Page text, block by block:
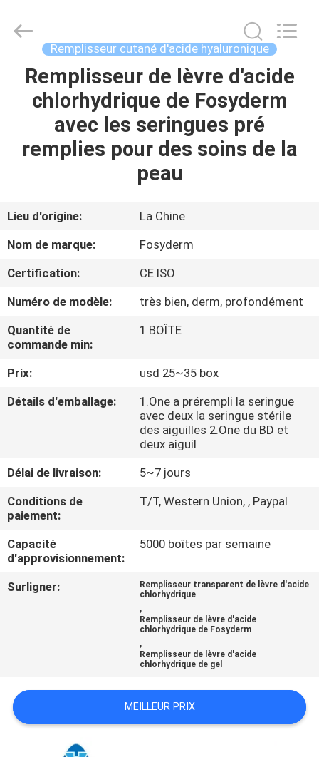
MAISON
À
PROPOS
DE
VISITE
L'USINE
LA
QUALITÉ
NOUS
CONTACTER
AFFAIRES
DEMANDEZ
International
Trading
Reserved.
Remplisseur cutané d'acide hyaluronique
Remplisseur de lèvre d'acide
chlorhydrique de Fosyderm
avec les seringues pré
remplies pour des soins de la
peau
Lieu d'origine:
La Chine
Nom de marque:
Fosyderm
Certification:
CE ISO
Numéro de modèle:
très bien, derm, profondément
Quantité de
commande min:
1 BOÎTE
Prix:
usd 25~35 box
Détails d'emballage:
1.One a prérempli la seringue
avec deux la seringue stérile
des aiguilles 2.One du BD et
deux aiguil
Délai de livraison:
5~7 jours
Conditions de
paiement:
T/T, Western Union, , Paypal
Capacité
d'approvisionnement:
5000 boîtes par semaine
Surligner:
Remplisseur transparent de lèvre d'acide
chlorhydrique
,
Remplisseur de lèvre d'acide
chlorhydrique de Fosyderm
,
Remplisseur de lèvre d'acide
chlorhydrique de gel
MEILLEUR PRIX